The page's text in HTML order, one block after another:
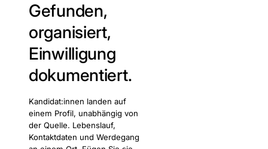
Gefunden,
organisiert,
Einwilligung
dokumentiert.
Kandidat:innen landen auf
einem Profil, unabhängig von
der Quelle. Lebenslauf,
Kontaktdaten und Werdegang